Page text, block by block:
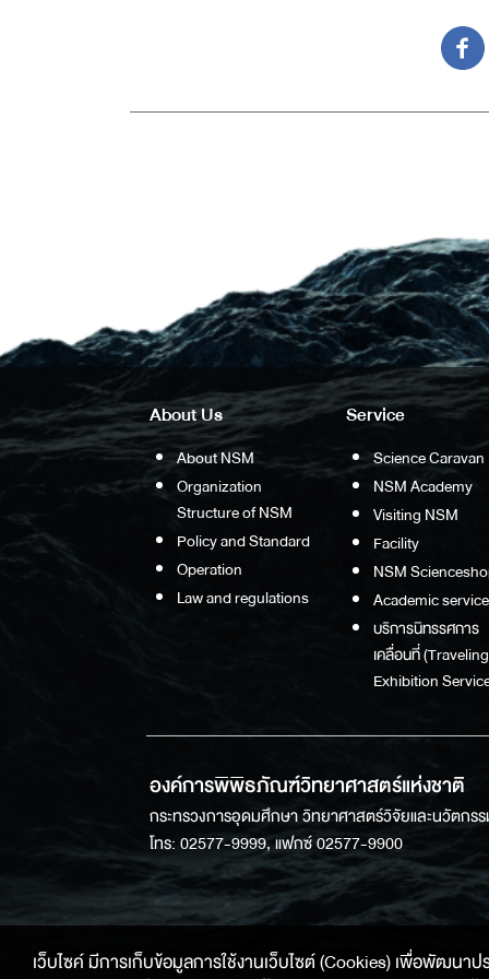
About Us
About NSM
Organization
Structure of NSM
Policy and Standard
Operation
Law and regulations
Service
Science Caravan
NSM Academy
Visiting NSM
Facility
NSM
Academic service
บริการนิทรรศการ
เคลื่อนที่ (Traveling
Exhibition
องค์การพิพิธภัณฑ์วิทยาศาสตร์แห่งชาติ
กระทรวงการอุดมศึกษา วิทยาศาสตร์วิจัยและนวัตก
โทร: 02577-9999, แฟกซ์ 02577-9900
เว็บไซค์ มีการเก็บข้อมูลการใช้งานเว็บไซต์ (Cookies) เพื่อพัฒน